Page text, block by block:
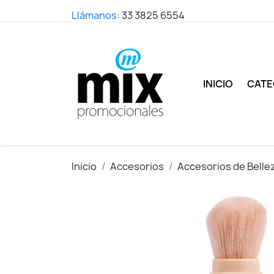
Llámanos:33 3825 6554
INICIO
Inicio Accesorios Accesorios de